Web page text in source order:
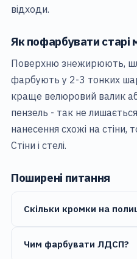
відходи.
Як пофарбувати старі
Поверхню знежирюють,
фарбують у 2-3 тонких
краще велюровий валик
пензель - так не
нанесення схожі на стіни,
Стіни і стелі.
Поширені питання
Скільки кромки на
Чим фарбувати ЛДСП?